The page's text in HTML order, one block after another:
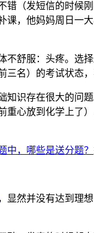
错（发短信的时候
课，他妈妈周日一
不舒服：头疼。选
名）的考试状态
知识存在很大的问
重心放到化学上了
中，哪些是送分题？
显然并没有达到理